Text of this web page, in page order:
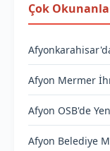
Çok
Afyon Mermer
Afyon OSB'de
Afyon Belediye